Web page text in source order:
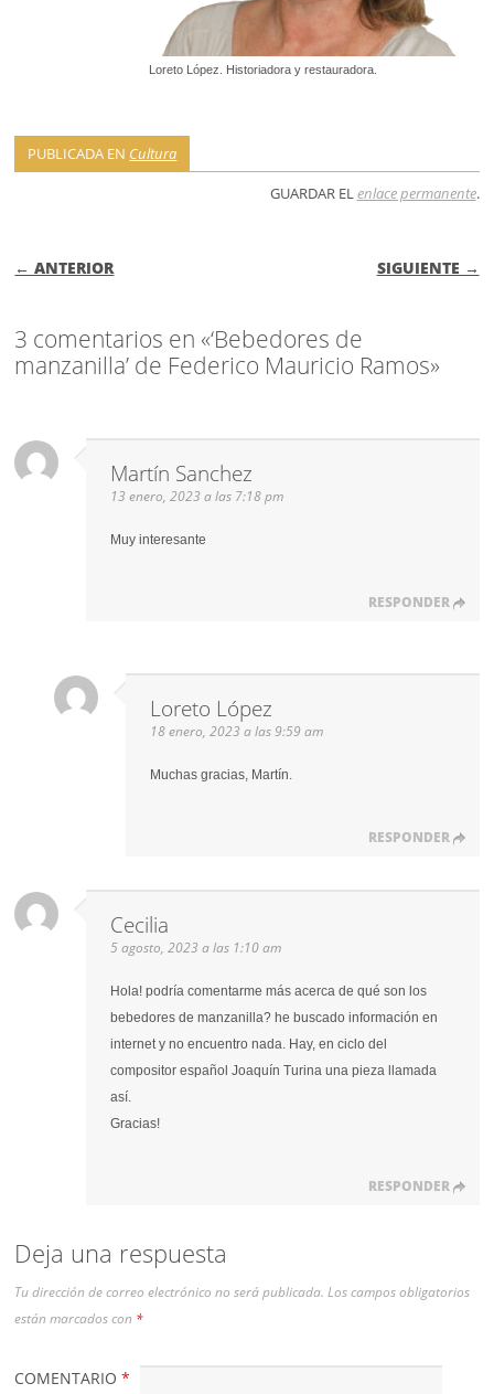
Loreto López. Historiadora y restauradora.
PUBLICADA EN Cultura
GUARDAR ELenlace permanente.
NAVEGACIÓN DE ENTRADAS
← ANTERIOR SIGUIENTE →
3 comentarios en «‘Bebedores de
manzanilla’ de Federico Mauricio Ramos»
Martín Sanchez
13 enero, 2023 a las 7:18 pm
Muy interesante
RESPONDER
Loreto López
18 enero, 2023 a las 9:59 am
Muchas gracias, Martín.
RESPONDER
Cecilia
5 agosto, 2023 a las 1:10 am
Hola! podría comentarme más acerca de qué son los
bebedores de manzanilla? he buscado información en
internet y no encuentro nada. Hay, en ciclo del
compositor español Joaquín Turina una pieza llamada
así.
Gracias!
RESPONDER
Deja una respuesta
Tu dirección de correo electrónico no será publicada. Los campos obligatorios
están marcados con *
COMENTARIO*